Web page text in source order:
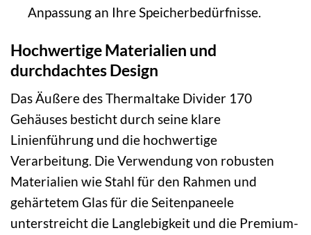
Anpassung an Ihre Speicherbedürfnisse.
Hochwertige Materialien und
durchdachtes Design
Das Äußere des Thermaltake Divider 170
Gehäuses besticht durch seine klare
Linienführung und die hochwertige
Verarbeitung. Die Verwendung von robusten
Materialien wie Stahl für den Rahmen und
gehärtetem Glas für die Seitenpaneele
unterstreicht die Langlebigkeit und die Premium-